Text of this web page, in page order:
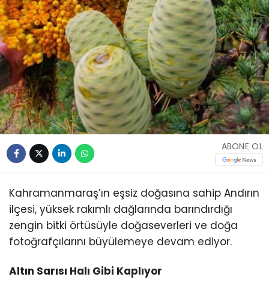
ABONE OL
Kahramanmaraş’ın eşsiz doğasına sahip Andırın
ilçesi, yüksek rakımlı dağlarında barındırdığı
zengin bitki örtüsüyle doğaseverleri ve doğa
fotoğrafçılarını büyülemeye devam ediyor.
Altın Sarısı Halı Gibi Kaplıyor